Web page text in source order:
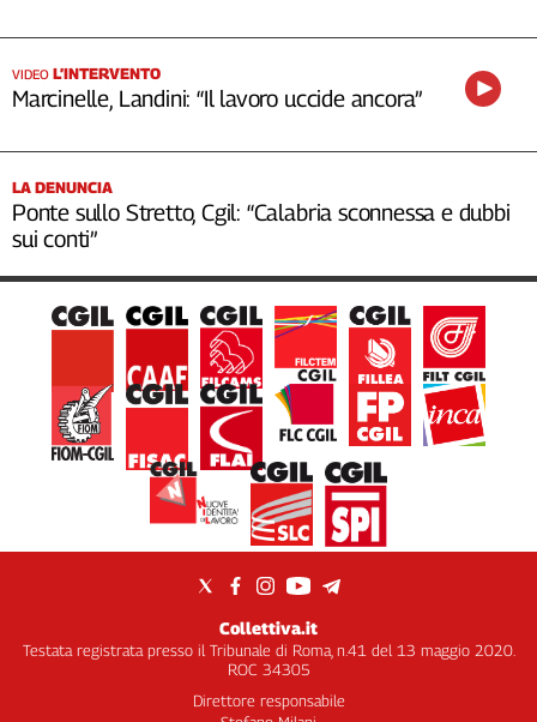
VIDEO L’INTERVENTO
Marcinelle, Landini: “Il lavoro uccide ancora”
LA DENUNCIA
Ponte sullo Stretto, Cgil: “Calabria sconnessa e dubbi
sui conti”
Collettiva.it
Testata registrata presso il Tribunale di Roma, n.41 del 13 maggio 2020.
ROC 34305
Direttore responsabile